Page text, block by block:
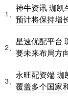
1、
神牛资讯 珈凯
预计将保持增
2、
星速优配平台
要未来布局方
3、
永旺配资端
覆盖多个国家